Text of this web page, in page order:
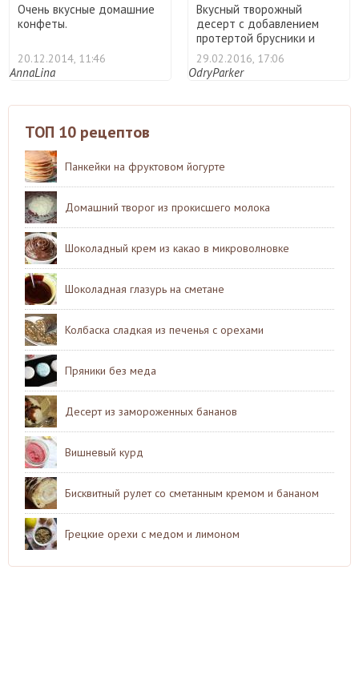
Очень вкусные домашние
конфеты.
20.12.2014, 11:46
AnnaLina
Вкусный творожный
десерт с добавлением
протертой брусники и
крошки п ...
29.02.2016, 17:06
OdryParker
ТОП 10 рецептов
Панкейки на фруктовом йогурте
Домашний творог из прокисшего молока
Шоколадный крем из какао в микроволновке
Шоколадная глазурь на сметане
Колбаска сладкая из печенья с орехами
Пряники без меда
Десерт из замороженных бананов
Вишневый курд
Бисквитный рулет со сметанным кремом и бананом
Грецкие орехи с медом и лимоном